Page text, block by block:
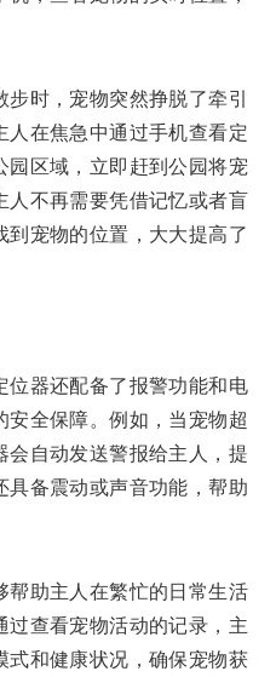
时，宠物突然挣脱了牵引
在焦急中通过手机查看定
园区域，立即赶到公园将宠
人不再需要凭借记忆或者盲
到宠物的位置，大大提高了
位器还配备了报警功能和电
全保障。例如，当宠物超
会自动发送警报给主人，提
备震动或声音功能，帮助
帮助主人在繁忙的日常生活
过查看宠物活动的记录，主
式和健康状况，确保宠物获